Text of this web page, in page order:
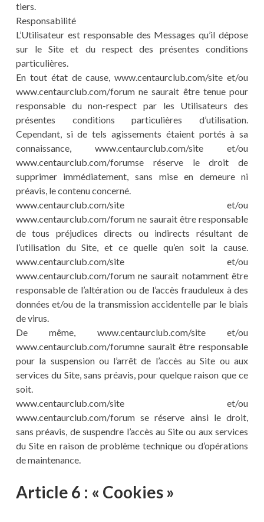
tiers.
Responsabilité
L’Utilisateur est responsable des Messages qu’il dépose
sur le Site et du respect des présentes conditions
particulières.
En tout état de cause, www.centaurclub.com/site et/ou
www.centaurclub.com/forum ne saurait être tenue pour
responsable du non-respect par les Utilisateurs des
présentes conditions particulières d’utilisation.
Cependant, si de tels agissements étaient portés à sa
connaissance, www.centaurclub.com/site et/ou
www.centaurclub.com/forumse réserve le droit de
supprimer immédiatement, sans mise en demeure ni
préavis, le contenu concerné.
www.centaurclub.com/site et/ou
www.centaurclub.com/forum ne saurait être responsable
de tous préjudices directs ou indirects résultant de
l’utilisation du Site, et ce quelle qu’en soit la cause.
www.centaurclub.com/site et/ou
www.centaurclub.com/forum ne saurait notamment être
responsable de l’altération ou de l’accès frauduleux à des
données et/ou de la transmission accidentelle par le biais
de virus.
De même, www.centaurclub.com/site et/ou
www.centaurclub.com/forumne saurait être responsable
pour la suspension ou l’arrêt de l’accès au Site ou aux
services du Site, sans préavis, pour quelque raison que ce
soit.
www.centaurclub.com/site et/ou
www.centaurclub.com/forum se réserve ainsi le droit,
sans préavis, de suspendre l’accès au Site ou aux services
du Site en raison de problème technique ou d’opérations
de maintenance.
Article 6 : « Cookies »